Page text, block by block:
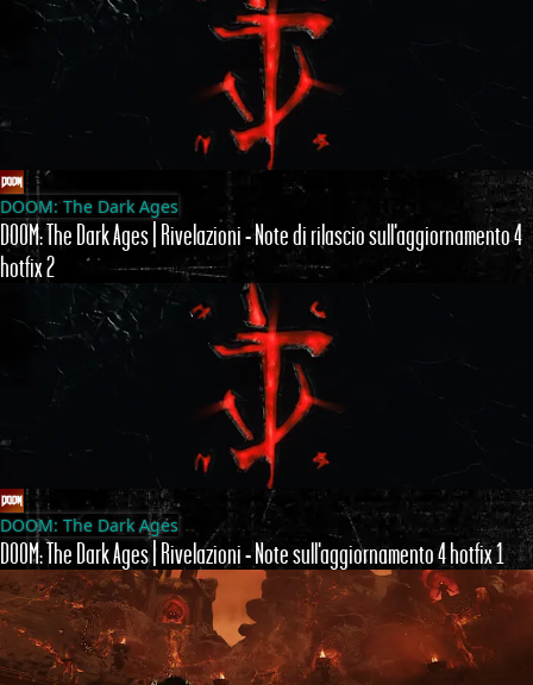
DOOM: The Dark Ages
DOOM: The Dark Ages | Rivelazioni - Note di rilascio sull'aggiornamento 4
hotfix 2
DOOM: The Dark Ages
DOOM: The Dark Ages | Rivelazioni - Note sull'aggiornamento 4 hotfix 1